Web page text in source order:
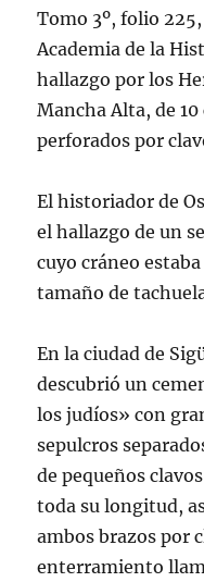
Tomo 3º, folio
Academia de la
hallazgo por los
Mancha Alta, de
perforados por
El historiador de
el hallazgo de un
cuyo cráneo
tamaño de
En la ciudad de
descubrió un
los judíos» con
sepulcros
de pequeños
toda su longitud,
ambos brazos por
enterramiento